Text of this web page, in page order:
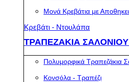
Μονά Κρεβάτια με
Κρεβάτι - Ντουλάπα
ΤΡΑΠΕΖΑΚΙΑ
Πολυμορφικά Τραπεζάκια
Κονσόλα - Τραπέζι